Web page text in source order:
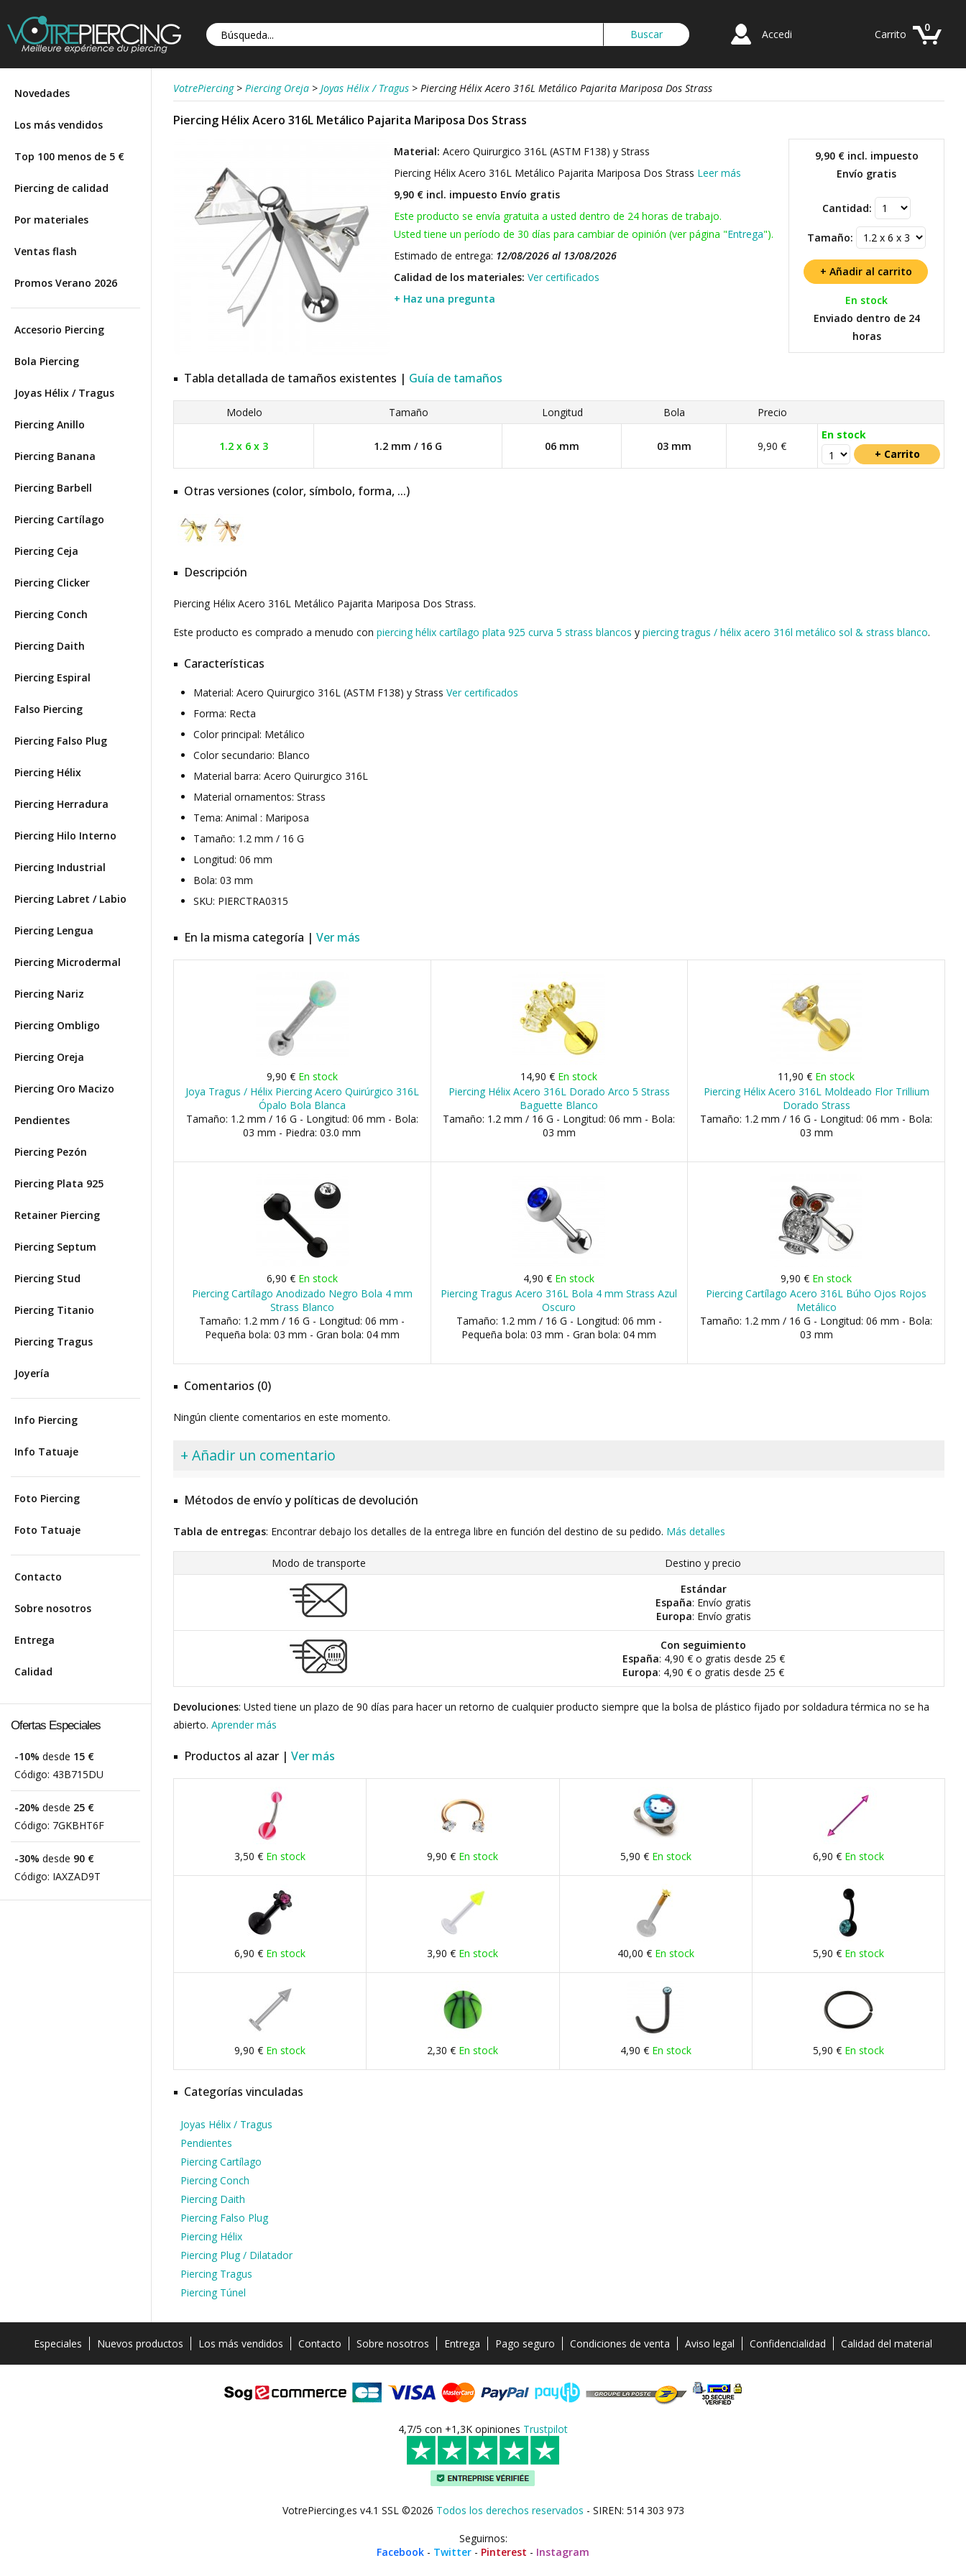
Accedi
0
Carrito
Novedades
Los más vendidos
Top 100 menos de 5 €
Piercing de calidad
Por materiales
Ventas flash
Promos Verano 2026
Accesorio Piercing
Bola Piercing
Joyas Hélix / Tragus
Piercing Anillo
Piercing Banana
Piercing Barbell
Piercing Cartílago
Piercing Ceja
Piercing Clicker
Piercing Conch
Piercing Daith
Piercing Espiral
Falso Piercing
Piercing Falso Plug
Piercing Hélix
Piercing Herradura
Piercing Hilo Interno
Piercing Industrial
Piercing Labret / Labio
Piercing Lengua
Piercing Microdermal
Piercing Nariz
Piercing Ombligo
Piercing Oreja
Piercing Oro Macizo
Pendientes
Piercing Pezón
Piercing Plata 925
Retainer Piercing
Piercing Septum
Piercing Stud
Piercing Titanio
Piercing Tragus
Joyería
Info Piercing
Info Tatuaje
Foto Piercing
Foto Tatuaje
Contacto
Sobre nosotros
Entrega
Calidad
Ofertas Especiales
-10% desde 15 €
Código: 43B715DU
-20% desde 25 €
Código: 7GKBHT6F
-30% desde 90 €
Código: IAXZAD9T
VotrePiercing > Piercing Oreja > Joyas Hélix / Tragus > Piercing Hélix Acero 316L Metálico Pajarita Mariposa Dos Strass
Piercing Hélix Acero 316L Metálico Pajarita Mariposa Dos Strass
9,90 €incl. impuesto
Envío gratis
Cantidad:
Tamaño:
En stock
Enviado dentro de 24
horas
Material: Acero Quirurgico 316L (ASTM F138) y Strass
Piercing Hélix Acero 316L Metálico Pajarita Mariposa Dos Strass Leer más
9,90 € incl. impuesto Envío gratis
Este producto se envía gratuita a usted dentro de 24 horas de trabajo.
Usted tiene un período de 30 días para cambiar de opinión (ver página "Entrega").
Estimado de entrega: 12/08/2026 al 13/08/2026
Calidad de los materiales: Ver certificados
+ Haz una pregunta
Tabla detallada de tamaños existentes | Guía de tamaños
Modelo Tamaño Longitud Bola Precio
1.2 x 6 x 3 1.2 mm / 16 G 06 mm 03 mm 9,90 €
En stock
Otras versiones (color, símbolo, forma, ...)
Descripción
Piercing Hélix Acero 316L Metálico Pajarita Mariposa Dos Strass.
Este producto es comprado a menudo con piercing hélix cartílago plata 925 curva 5 strass blancos y piercing tragus / hélix acero 316l metálico sol & strass blanco.
Características
Material: Acero Quirurgico 316L (ASTM F138) y Strass Ver certificados
Forma: Recta
Color principal: Metálico
Color secundario: Blanco
Material barra: Acero Quirurgico 316L
Material ornamentos: Strass
Tema: Animal : Mariposa
Tamaño: 1.2 mm / 16 G
Longitud: 06 mm
Bola: 03 mm
SKU: PIERCTRA0315
En la misma categoría | Ver más
9,90 € En stock
Joya Tragus / Hélix Piercing Acero Quirúrgico 316L
Ópalo Bola Blanca
Tamaño: 1.2 mm / 16 G - Longitud: 06 mm - Bola:
03 mm - Piedra: 03.0 mm
14,90 € En stock
Piercing Hélix Acero 316L Dorado Arco 5 Strass
Baguette Blanco
Tamaño: 1.2 mm / 16 G - Longitud: 06 mm - Bola:
03 mm
11,90 € En stock
Piercing Hélix Acero 316L Moldeado Flor Trillium
Dorado Strass
Tamaño: 1.2 mm / 16 G - Longitud: 06 mm - Bola:
03 mm
6,90 € En stock
Piercing Cartílago Anodizado Negro Bola 4 mm
Strass Blanco
Tamaño: 1.2 mm / 16 G - Longitud: 06 mm -
Pequeña bola: 03 mm - Gran bola: 04 mm
4,90 € En stock
Piercing Tragus Acero 316L Bola 4 mm Strass Azul
Oscuro
Tamaño: 1.2 mm / 16 G - Longitud: 06 mm -
Pequeña bola: 03 mm - Gran bola: 04 mm
9,90 € En stock
Piercing Cartílago Acero 316L Búho Ojos Rojos
Metálico
Tamaño: 1.2 mm / 16 G - Longitud: 06 mm - Bola:
03 mm
Comentarios (0)
Ningún cliente comentarios en este momento.
+ Añadir un comentario
Métodos de envío y políticas de devolución
Tabla de entregas: Encontrar debajo los detalles de la entrega libre en función del destino de su pedido. Más detalles
Modo de transporte
Destino y precio
Estándar
España: Envío gratis
Europa: Envío gratis
Con seguimiento
España: 4,90 € o gratis desde 25 €
Europa: 4,90 € o gratis desde 25 €
Devoluciones: Usted tiene un plazo de 90 días para hacer un retorno de cualquier producto siempre que la bolsa de plástico fijado por soldadura térmica no se ha
abierto. Aprender más
Productos al azar | Ver más
3,50 € En stock 9,90 € En stock 5,90 € En stock 6,90 € En stock
6,90 € En stock 3,90 € En stock 40,00 € En stock 5,90 € En stock
9,90 € En stock 2,30 € En stock 4,90 € En stock 5,90 € En stock
Categorías vinculadas
Joyas Hélix / Tragus
Pendientes
Piercing Cartílago
Piercing Conch
Piercing Daith
Piercing Falso Plug
Piercing Hélix
Piercing Plug / Dilatador
Piercing Tragus
Piercing Túnel
Especiales Nuevos productos Los más vendidos Contacto Sobre nosotros Entrega Pago seguro Condiciones de venta Aviso legal Confidencialidad Calidad del material
4,7/5 con +1,3K opiniones Trustpilot
VotrePiercing.es v4.1 SSL ©2026 Todos los derechos reservados - SIREN: 514 303 973
Seguirnos:
Facebook - Twitter - Pinterest - Instagram